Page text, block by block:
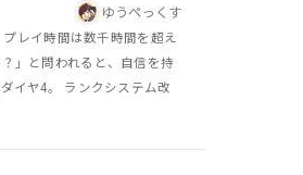
ゆうぺっくす
レイ時間は数千時間を超え
」と問われると、自信を持
イヤ4。 ランクシステム改